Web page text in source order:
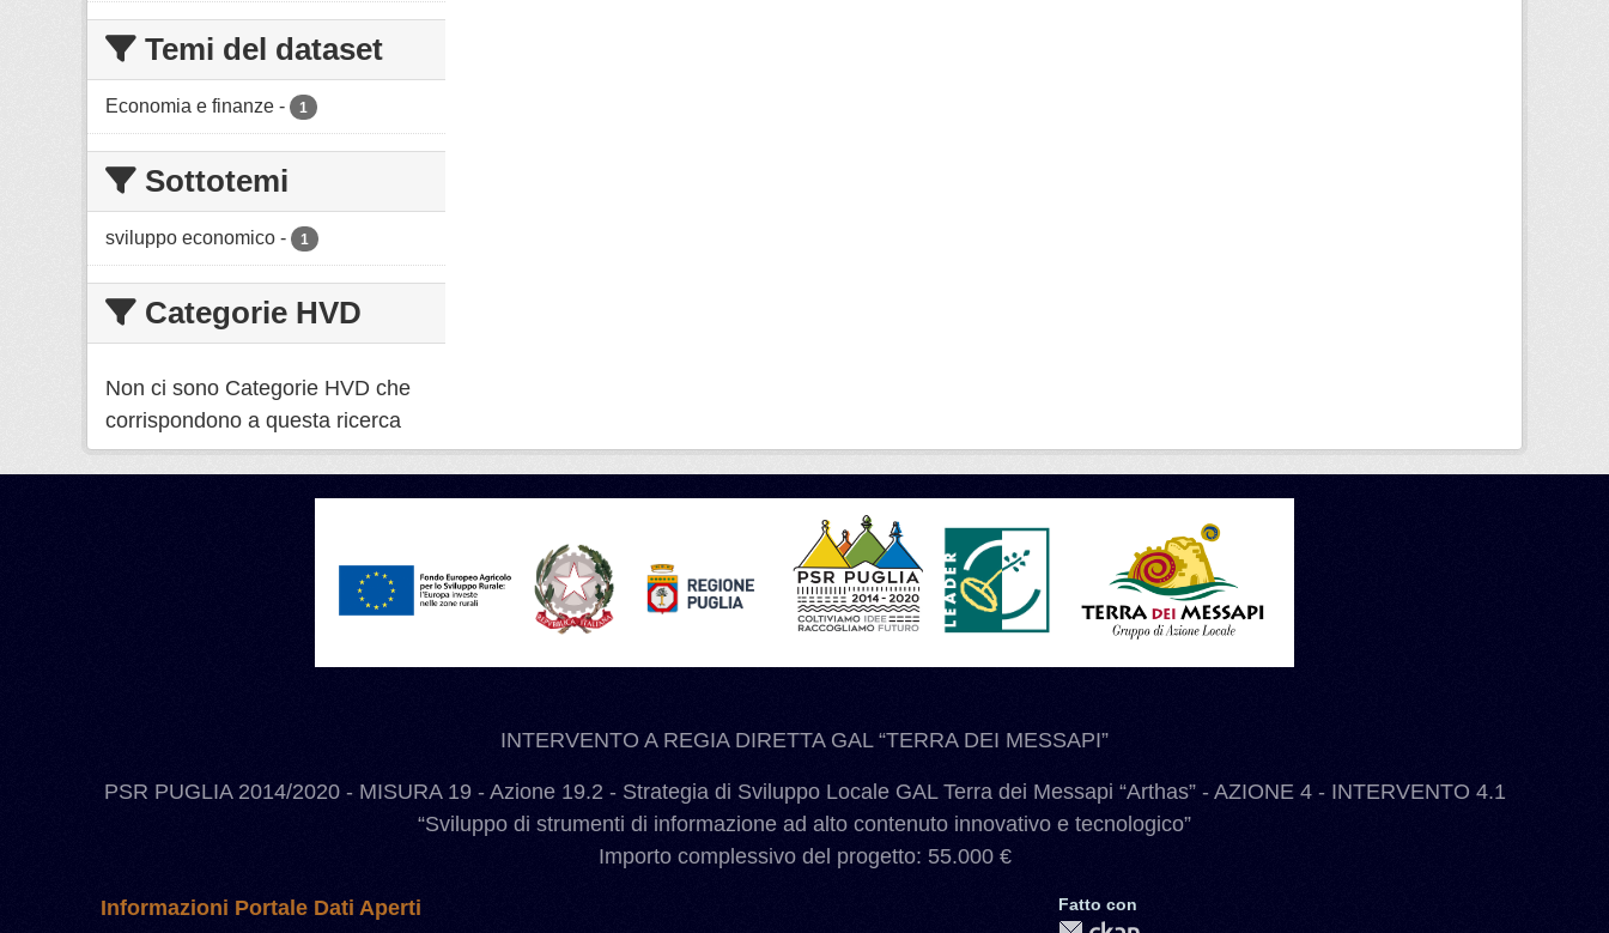
Temi del dataset
Economia e finanze - 1
Sottotemi
sviluppo economico - 1
Categorie HVD
Non ci sono Categorie HVD che
corrispondono a questa ricerca
INTERVENTO A REGIA DIRETTA GAL “TERRA DEI MESSAPI”
PSR PUGLIA 2014/2020 - MISURA 19 - Azione 19.2 - Strategia di Sviluppo Locale GAL Terra dei Messapi “Arthas” - AZIONE 4 - INTERVENTO 4.1
“Sviluppo di strumenti di informazione ad alto contenuto innovativo e tecnologico”
Importo complessivo del progetto: 55.000 €
Informazioni Portale Dati Aperti Fatto con